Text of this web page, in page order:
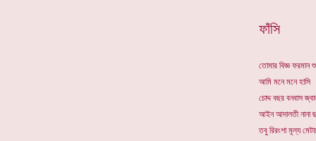
ফাঁসি
তোমার বিজ্ঞ ফরমান
আমি মনে মনে হাসি
চোদ্দ বছর বনবাস
আইন আদালতী নানা
তবু রিরংশা মূল্য